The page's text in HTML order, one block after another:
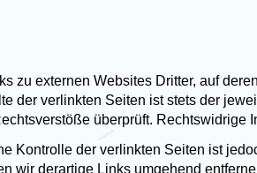
zu externen Websites Dritter, auf
der verlinkten Seiten ist stets der
überprüft. Rechtswidrige
Kontrolle der verlinkten Seiten ist
wir derartige Links umgehend